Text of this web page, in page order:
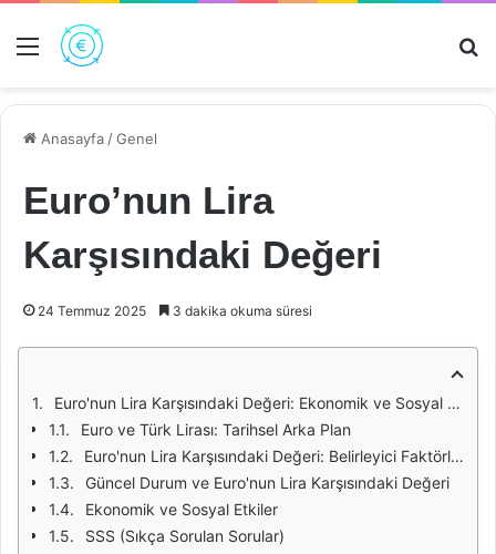
Menü
Anasayfa /Genel
Euro’nun Lira
Karşısındaki Değeri
24 Temmuz 2025 3 dakika okuma süresi
Euro'nun Lira Karşısındaki Değeri: Ekonomik ve Sosyal Etkiler
Euro ve Türk Lirası: Tarihsel Arka Plan
Euro'nun Lira Karşısındaki Değeri: Belirleyici Faktörler
Güncel Durum ve Euro'nun Lira Karşısındaki Değeri
Ekonomik ve Sosyal Etkiler
SSS (Sıkça Sorulan Sorular)